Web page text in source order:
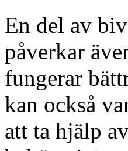
En del av
påverkar
fungerar
kan också
att ta hjälp